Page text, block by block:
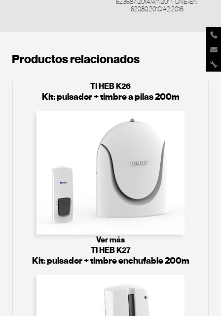
62368-1:2014/A11:2017; UNE-EN
62080:2010/A2:2016
Productos relacionados
TI HEB K26
Kit: pulsador + timbre a pilas 200m
Ver más
TI HEB K27
Kit: pulsador + timbre enchufable 200m